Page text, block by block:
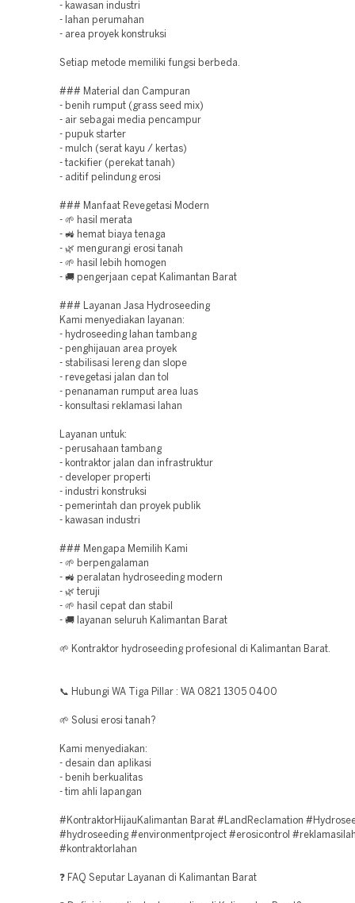
- kawasan industri
- lahan perumahan
- area proyek konstruksi
Setiap metode memiliki fungsi berbeda.
### Material dan Campuran
- benih rumput (grass seed mix)
- air sebagai media pencampur
- pupuk starter
- mulch (serat kayu / kertas)
- tackifier (perekat tanah)
- aditif pelindung erosi
### Manfaat Revegetasi Modern
- 🌱 hasil merata
- 🚜 hemat biaya tenaga
- 🌿 mengurangi erosi tanah
- 🌱 hasil lebih homogen
- 🚚 pengerjaan cepat Kalimantan Barat
### Layanan Jasa Hydroseeding
Kami menyediakan layanan:
- hydroseeding lahan tambang
- penghijauan area proyek
- stabilisasi lereng dan slope
- revegetasi jalan dan tol
- penanaman rumput area luas
- konsultasi reklamasi lahan
Layanan untuk:
- perusahaan tambang
- kontraktor jalan dan infrastruktur
- developer properti
- industri konstruksi
- pemerintah dan proyek publik
- kawasan industri
### Mengapa Memilih Kami
- 🌱 berpengalaman
- 🚜 peralatan hydroseeding modern
- 🌿 teruji
- 🌱 hasil cepat dan stabil
- 🚚 layanan seluruh Kalimantan Barat
🌱 Kontraktor hydroseeding profesional di Kalimantan Barat.
📞 Hubungi WA Tiga Pillar : WA 0821 1305 0400
🌱 Solusi erosi tanah?
Kami menyediakan:
- desain dan aplikasi
- benih berkualitas
- tim ahli lapangan
#KontraktorHijauKalimantan Barat #LandReclamation
#hydroseeding #environmentproject #erosicontrol
#kontraktorlahan
❓ FAQ Seputar Layanan di Kalimantan Barat